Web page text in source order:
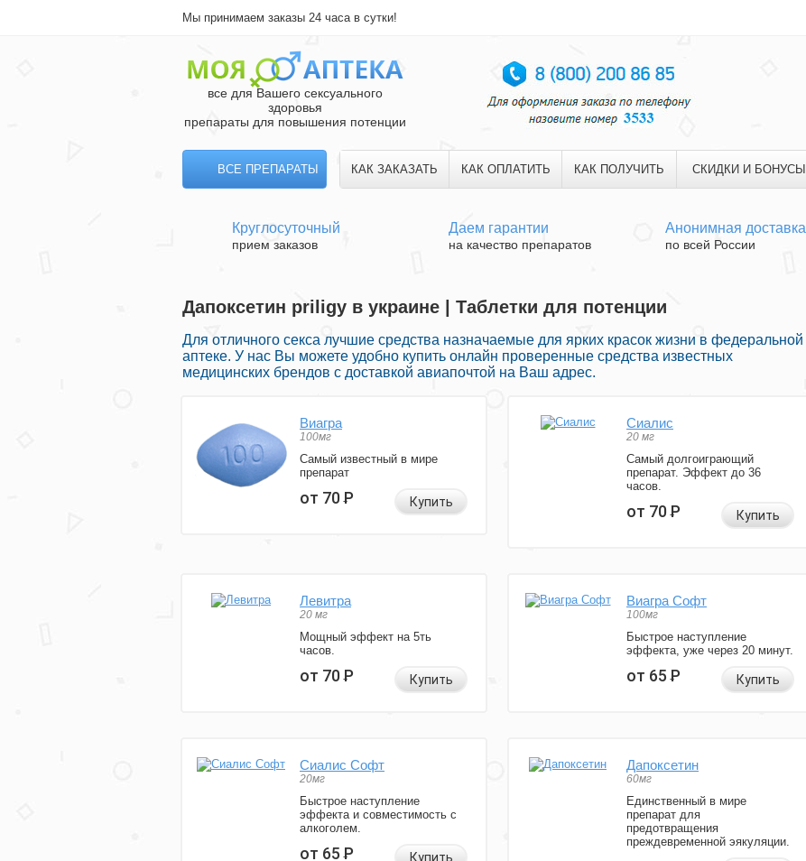
Мы принимаем заказы 24 часа в сутки!
все для Вашего сексуального
здоровья
препараты для повышения потенции
ВСЕ ПРЕПАРАТЫ КАК ЗАКАЗАТЬ КАК ОПЛАТИТЬ КАК ПОЛУЧИТЬ СКИДКИ И БОНУСЫ
Круглосуточный
прием заказов
Даем гарантии
на качество препаратов
Анонимная доставка
по всей России
Дапоксетин priligy в украине | Таблетки для потенции
Для отличного секса лучшие средства назначаемые для ярких красок жизни в федеральной
аптеке. У нас Вы можете удобно купить онлайн проверенные средства известных
медицинских брендов с доставкой авиапочтой на Ваш адрес.
Виагра
100мг
Самый известный в мире
препарат
от 70Р Купить
Сиалис
20 мг
Самый долгоиграющий
препарат. Эффект до 36
часов.
от 70Р Купить
Левитра
20 мг
Мощный эффект на 5ть
часов.
от 70Р Купить
Виагра Софт
100мг
Быстрое наступление
эффекта, уже через 20 минут.
от 65Р Купить
Сиалис Софт
20мг
Быстрое наступление
эффекта и совместимость с
алкоголем.
от 65Р Купить
Дапоксетин
60мг
Единственный в мире
препарат для
предотвращения
преждевременной эякуляции.